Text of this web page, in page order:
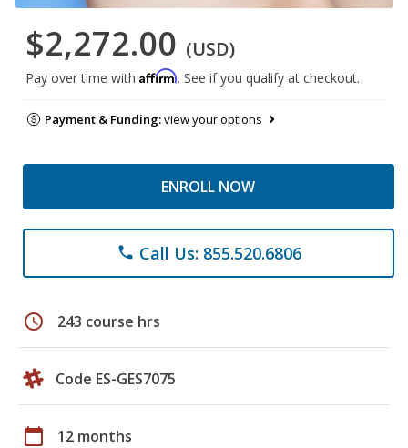
$2,272.00 (USD)
Pay over time with Affirm. See if you qualify at checkout.
Payment & Funding:view your options
ENROLL NOW
phone Call Us: 855.520.6806
schedule 243 course hrs
Code ES-GES7075
calendar_today 12 months